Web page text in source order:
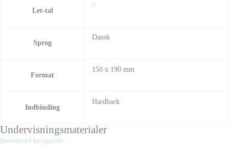
Let-tal
6
Sprog
Dansk
Format
150 x 190 mm
Indbinding
Hardback
Undervisningsmaterialer
Download læseguide